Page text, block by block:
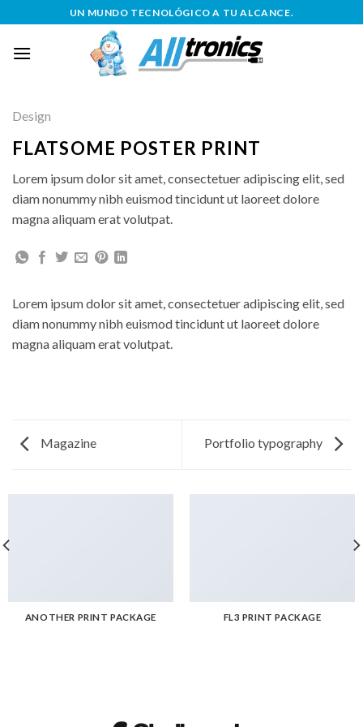
al
contenido
UN MUNDO TECNOLÓGICO A TU ALCANCE.
Design
FLATSOME POSTER PRINT
Lorem ipsum dolor sit amet, consectetuer adipiscing elit, sed
diam nonummy nibh euismod tincidunt ut laoreet dolore
magna aliquam erat volutpat.
Lorem ipsum dolor sit amet, consectetuer adipiscing elit, sed
diam nonummy nibh euismod tincidunt ut laoreet dolore
magna aliquam erat volutpat.
Magazine Portfolio typography
ANOTHER PRINT PACKAGE FL3 PRINT PACKAGE